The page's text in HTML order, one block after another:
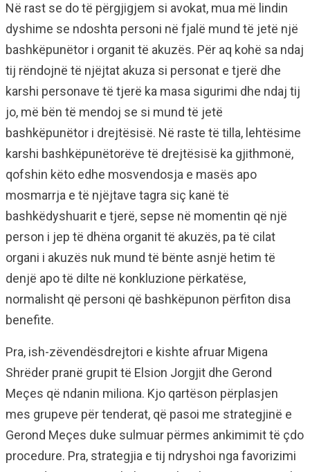
Në rast se do të përgjigjem si avokat, mua më lindin
dyshime se ndoshta personi në fjalë mund të jetë një
bashkëpunëtor i organit të akuzës. Për aq kohë sa ndaj
tij rëndojnë të njëjtat akuza si personat e tjerë dhe
karshi personave të tjerë ka masa sigurimi dhe ndaj tij
jo, më bën të mendoj se si mund të jetë
bashkëpunëtor i drejtësisë. Në raste të tilla, lehtësime
karshi bashkëpunëtorëve të drejtësisë ka gjithmonë,
qofshin këto edhe mosvendosja e masës apo
mosmarrja e të njëjtave tagra siç kanë të
bashkëdyshuarit e tjerë, sepse në momentin që një
person i jep të dhëna organit të akuzës, pa të cilat
organi i akuzës nuk mund të bënte asnjë hetim të
denjë apo të dilte në konkluzione përkatëse,
normalisht që personi që bashkëpunon përfiton disa
benefite.
Pra, ish-zëvendësdrejtori e kishte afruar Migena
Shrëder pranë grupit të Elsion Jorgjit dhe Gerond
Meçes që ndanin miliona. Kjo qartëson përplasjen
mes grupeve për tenderat, që pasoi me strategjinë e
Gerond Meçes duke sulmuar përmes ankimimit të çdo
procedure. Pra, strategjia e tij ndryshoi nga favorizimi